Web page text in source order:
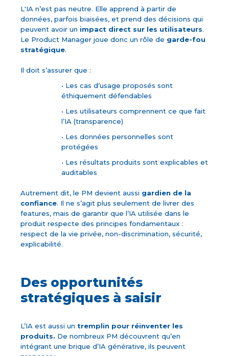
L'IA n’est pas neutre. Elle apprend à partir de
données, parfois biaisées, et prend des décisions qui
peuvent avoir un impact direct sur les utilisateurs.
Le Product Manager joue donc un rôle de garde-fou
stratégique.
Il doit s’assurer que :
• Les cas d’usage proposés sont
éthiquement défendables
• Les utilisateurs comprennent ce que fait
l’IA (transparence)
• Les données personnelles sont
protégées
• Les résultats produits sont explicables et
auditables
Autrement dit, le PM devient aussi gardien de la
confiance. Il ne s’agit plus seulement de livrer des
features, mais de garantir que l’IA utilisée dans le
produit respecte des principes fondamentaux :
respect de la vie privée, non-discrimination, sécurité,
explicabilité.
Des opportunités
stratégiques à saisir
L’IA est aussi un tremplin pour réinventer les
produits. De nombreux PM découvrent qu’en
intégrant une brique d’IA générative, ils peuvent